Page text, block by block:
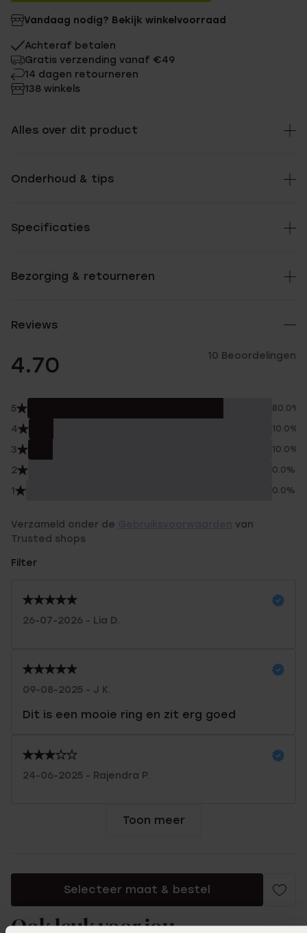
Vandaag nodig? Bekijk winkelvoorraad
Achteraf betalen
Gratis verzending vanaf €49
14 dagen retourneren
138 winkels
Alles over dit product
Onderhoud & tips
Specificaties
Bezorging & retourneren
Reviews
4.70 10 Beoordelingen
5 80.0%
4 10.0%
3 10.0%
2 0.0%
1 0.0%
Verzameld onder de
van
Trusted shops
Filter
26-07-2026 - Lia D.
09-08-2025 - J K.
Dit is een mooie ring en zit erg goed
24-06-2025 - Rajendra P.
Toon meer
Selecteer maat & bestel